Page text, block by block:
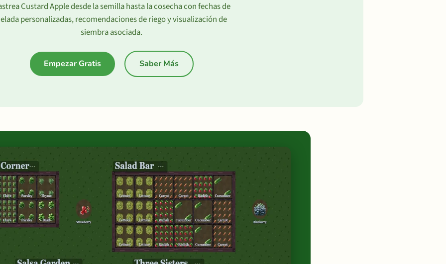
Custard Apple desde la semilla hasta la cosecha con fechas de
personalizadas, recomendaciones de riego y visualización de
siembra asociada.
Empezar Gratis Saber Más